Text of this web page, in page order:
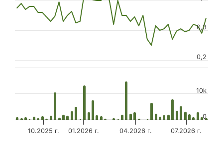
10.2025 г. 01.2026 г. 04.2026 г. 07.2026 г.
0,2
0,3
0
10k